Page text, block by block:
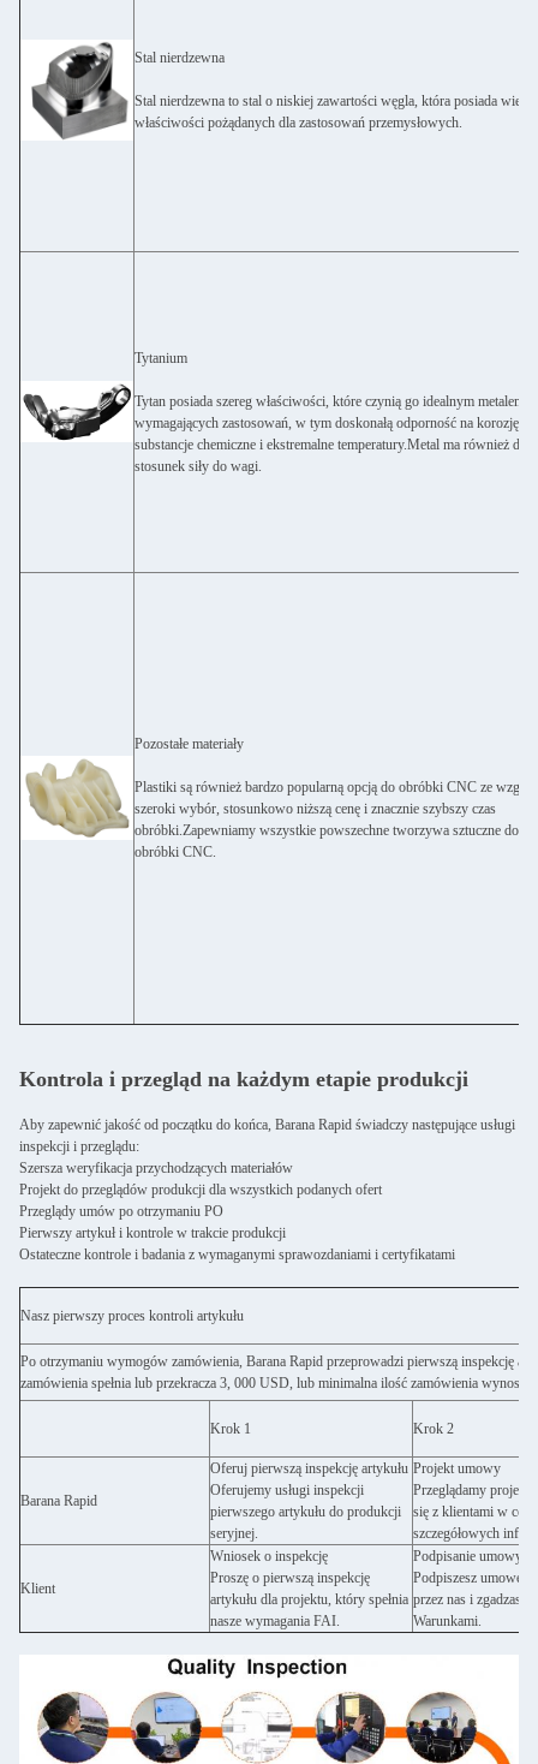
Stal nierdzewna
Stal nierdzewna to stal o niskiej zawartości węgla, która posiada wiele
właściwości pożądanych dla zastosowań przemysłowych.
Tytanium
Tytan posiada szereg właściwości, które czynią go idealnym metalem
wymagających zastosowań, w tym doskonałą odporność na korozję,
substancje chemiczne i ekstremalne temperatury.Metal ma również
stosunek siły do wagi.
Pozostałe materiały
Plastiki są również bardzo popularną opcją do obróbki CNC ze
szeroki wybór, stosunkowo niższą cenę i znacznie szybszy czas
obróbki.Zapewniamy wszystkie powszechne tworzywa sztuczne do
obróbki CNC.
Kontrola i przegląd na każdym etapie produkcji
Aby zapewnić jakość od początku do końca, Barana Rapid świadczy następujące usługi
inspekcji i przeglądu:
Szersza weryfikacja przychodzących materiałów
Projekt do przeglądów produkcji dla wszystkich podanych ofert
Przeglądy umów po otrzymaniu PO
Pierwszy artykuł i kontrole w trakcie produkcji
Ostateczne kontrole i badania z wymaganymi sprawozdaniami i certyfikatami
Nasz pierwszy proces kontroli artykułu
Po otrzymaniu wymogów zamówienia, Barana Rapid przeprowadzi pierwszą inspekcję
zamówienia spełnia lub przekracza 3, 000 USD, lub minimalna ilość zamówienia wynosi
Krok 1 Krok 2
Barana Rapid
Oferuj pierwszą inspekcję artykułu
Oferujemy usługi inspekcji
pierwszego artykułu do produkcji
seryjnej.
Projekt umowy
Przeglądamy projekt
się z klientami w celu
szczegółowych
Klient
Wniosek o inspekcję
Proszę o pierwszą inspekcję
artykułu dla projektu, który spełnia
nasze wymagania FAI.
Podpisanie umowy
Podpiszesz umowę
przez nas i zgadzasz
Warunkami.